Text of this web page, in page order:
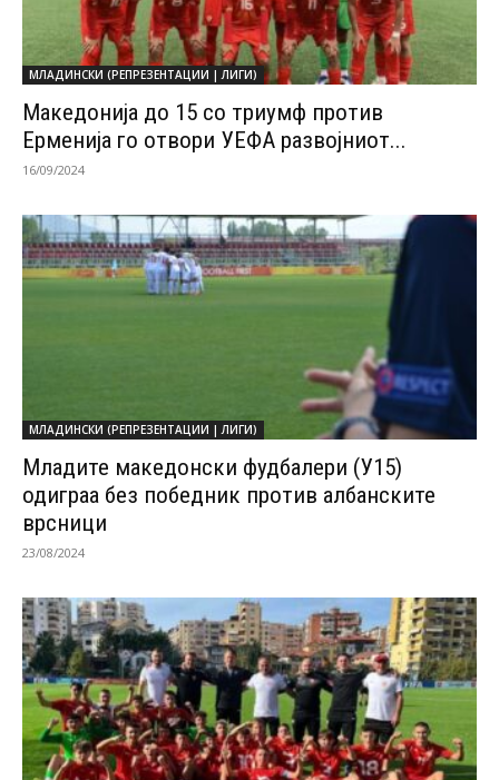
МЛАДИНСКИ (РЕПРЕЗЕНТАЦИИ | ЛИГИ)
Македонија до 15 со триумф против
Ерменија го отвори УЕФА развојниот...
16/09/2024
МЛАДИНСКИ (РЕПРЕЗЕНТАЦИИ | ЛИГИ)
Младите македонски фудбалери (У15)
одиграа без победник против албанските
врсници
23/08/2024